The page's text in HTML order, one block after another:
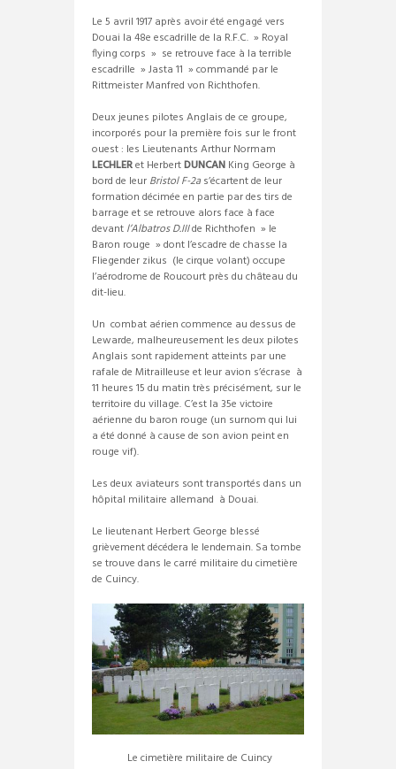
Le 5 avril 1917 après avoir été engagé vers
Douai la 48e escadrille de la R.F.C. » Royal
flying corps » se retrouve face à la terrible
escadrille » Jasta 11 » commandé par le
Rittmeister Manfred von Richthofen.
Deux jeunes pilotes Anglais de ce groupe,
incorporés pour la première fois sur le front
ouest : les Lieutenants Arthur Normam
LECHLERet HerbertDUNCAN King George à
bord de leur Bristol F-2a s’écartent de leur
formation décimée en partie par des tirs de
barrage et se retrouve alors face à face
devant l’Albatros D.IIIde Richthofen » le
Baron rouge » dont l’escadre de chasse la
Fliegender zikus (le cirque volant) occupe
l’aérodrome de Roucourt près du château du
dit-lieu.
Un combat aérien commence au dessus de
Lewarde, malheureusement les deux pilotes
Anglais sont rapidement atteints par une
rafale de Mitrailleuse et leur avion s’écrase à
11 heures 15 du matin très précisément, sur le
territoire du village. C’est la 35e victoire
aérienne du baron rouge (un surnom qui lui
a été donné à cause de son avion peint en
rouge vif).
Les deux aviateurs sont transportés dans un
hôpital militaire allemand à Douai.
Le lieutenant Herbert George blessé
grièvement décédera le lendemain. Sa tombe
se trouve dans le carré militaire du cimetière
de Cuincy.
Le cimetière militaire de Cuincy